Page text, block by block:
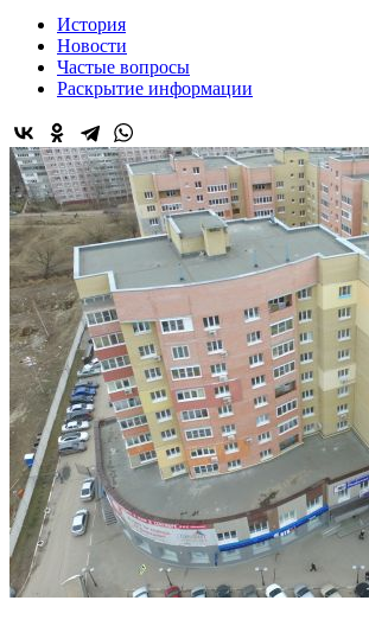
История
Новости
Частые вопросы
Раскрытие информации